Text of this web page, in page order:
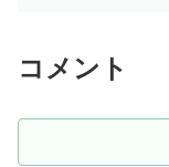
コメント